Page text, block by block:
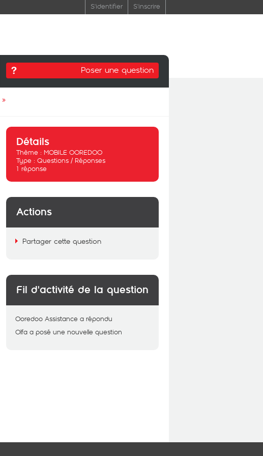
S'identifier S'inscrire
Poser une question
»
Détails
Thème : MOBILE OOREDOO
Type : Questions / Réponses
1 réponse
Actions
Partager cette question
Fil d'activité de la question
Ooredoo Assistance a répondu
Olfa a posé une nouvelle question